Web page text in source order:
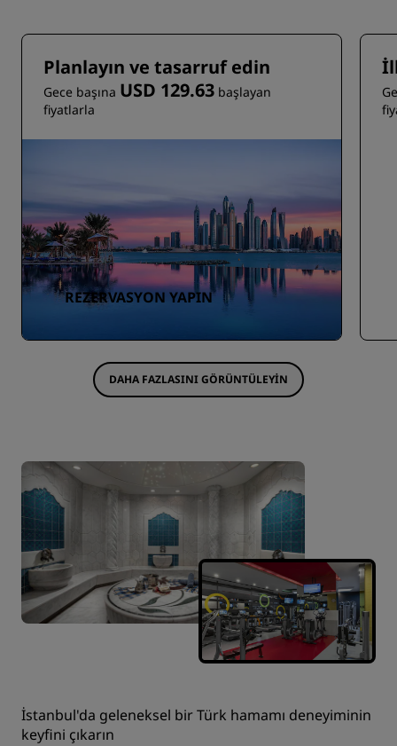
Planlayın ve tasarruf edin
Gece başına USD 129.63 başlayan
fiyatlarla
REZERVASYON YAPIN
DAHA FAZLASINI GÖRÜNTÜLEYIN
İstanbul'da geleneksel bir Türk hamamı deneyiminin
keyfini çıkarın